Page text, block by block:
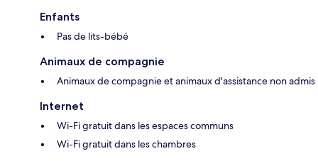
Enfants
Pas de lits-bébé
Animaux de compagnie
Animaux de compagnie et animaux d'assistance non admis
Internet
Wi-Fi gratuit dans les espaces communs
Wi-Fi gratuit dans les chambres